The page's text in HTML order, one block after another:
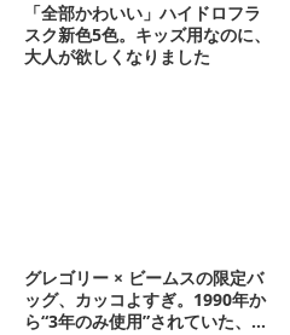
「全部かわいい」ハイドロフラ
スク新色5色。キッズ用なのに、
大人が欲しくなりました
グレゴリー × ビームスの限定バ
ッグ、カッコよすぎ。1990年か
ら“3年のみ使用”されていた、紫